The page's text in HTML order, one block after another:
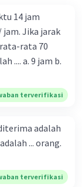
14 jam
Jika jarak
rata 70
b.
terverifikasi
adalah
... orang.
terverifikasi